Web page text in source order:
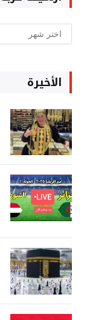
ارشيف
غربة
الأخيرة